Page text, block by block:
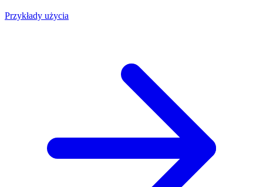
Przykłady użycia